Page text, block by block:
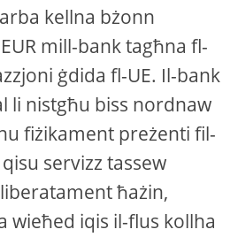
kellna bżonn
mill-bank tagħna fl-
ġdida fl-UE. Il-bank
li nistgħu biss nordnaw
fiżikament preżenti fil-
servizz tassew
ħażin,
wieħed iqis il-flus kollha